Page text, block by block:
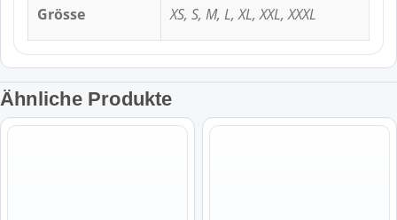
Grösse XS, S, M, L, XL, XXL, XXXL
Ähnliche Produkte